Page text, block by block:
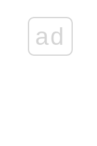
ad